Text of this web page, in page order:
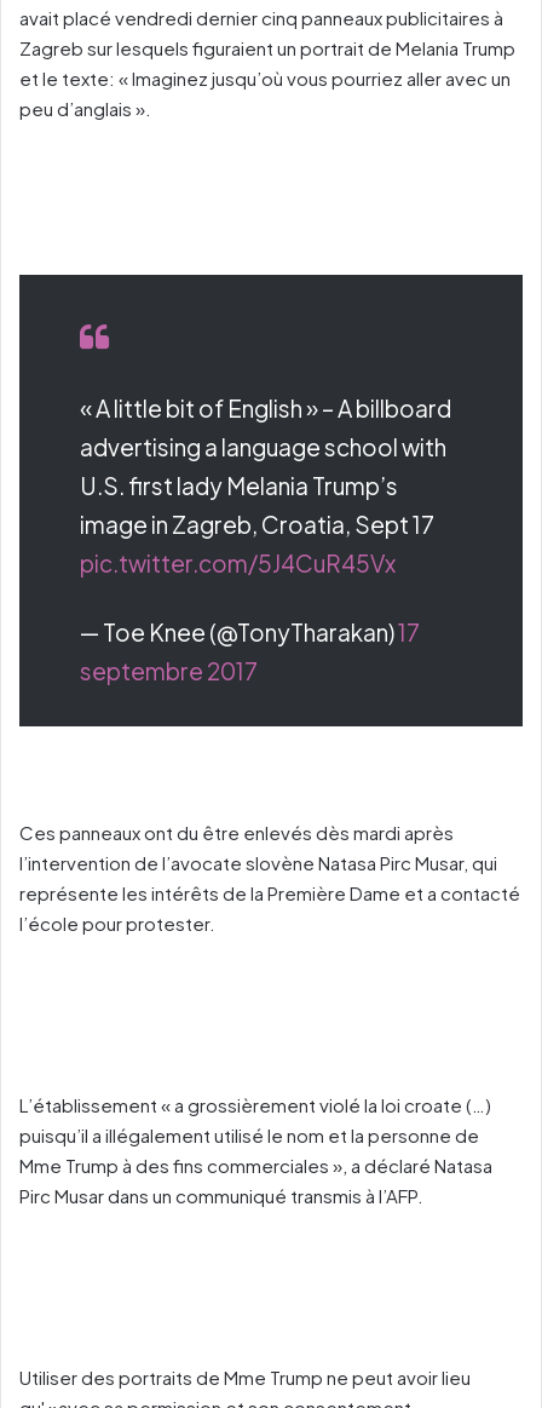
avait placé vendredi dernier cinq panneaux publicitaires à
Zagreb sur lesquels figuraient un portrait de Melania Trump
et le texte: « Imaginez jusqu’où vous pourriez aller avec un
peu d’anglais ».
« A little bit of English » – A billboard
advertising a language school with
U.S. first lady Melania Trump’s
image in Zagreb, Croatia, Sept 17
pic.twitter.com/5J4CuR45Vx
— Toe Knee (@TonyTharakan)17
septembre 2017
Ces panneaux ont du être enlevés dès mardi après
l’intervention de l’avocate slovène Natasa Pirc Musar, qui
représente les intérêts de la Première Dame et a contacté
l’école pour protester.
L’établissement « a grossièrement violé la loi croate (…)
puisqu’il a illégalement utilisé le nom et la personne de
Mme Trump à des fins commerciales », a déclaré Natasa
Pirc Musar dans un communiqué transmis à l’AFP.
Utiliser des portraits de Mme Trump ne peut avoir lieu